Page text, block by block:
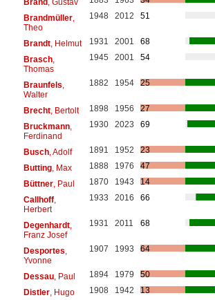
Brandmüller,
Theo
1948 2012 51
Brandt, Helmut 1931 2001
68
Brasch,
Thomas
1945 2001 54
Braunfels
Walter
1882 1954 25
Brecht, Bertolt 1898 1956
27
Bruckmann,
Ferdinand
1930 2023 69
Busch, Adolf 1891 1952
23
Butting, Max 1888 1976
47
Büttner, Paul 1870 1943
14
Callhoff,
Herbert
1933 2016 66
Degenhardt,
Franz Josef
1931 2011 68
Desportes
Yvonne
1907 1993 64
Dessau, Paul 1894 1979
50
Distler, Hugo 1908 1942
13